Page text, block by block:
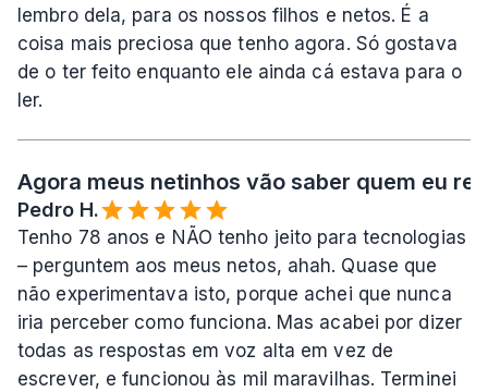
lembro dela, para os nossos filhos e netos. É a
coisa mais preciosa que tenho agora. Só gostava
de o ter feito enquanto ele ainda cá estava para o
ler.
Agora meus netinhos vão saber quem eu
Pedro H.
Tenho 78 anos e NÃO tenho jeito para tecnologias
– perguntem aos meus netos, ahah. Quase que
não experimentava isto, porque achei que nunca
iria perceber como funciona. Mas acabei por dizer
todas as respostas em voz alta em vez de
escrever, e funcionou às mil maravilhas. Terminei